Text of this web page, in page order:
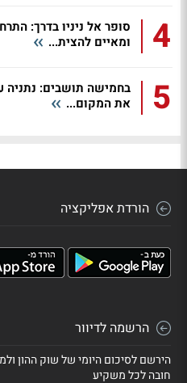
4
סופר אל ניניו בדרך:
ומאיים להצית...
5
בחמישה תושבים: נתניה
את המקום...
הורדת אפליקציה
הרשמה לדיוור
הירשם לסיכום היומי של שוק ההון
חובה לכל משקיע